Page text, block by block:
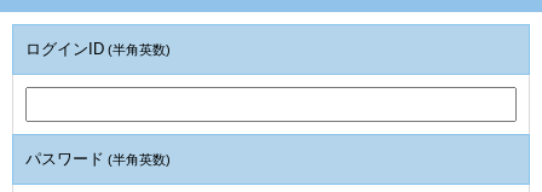
ログインID (半角英数)
パスワード (半角英数)